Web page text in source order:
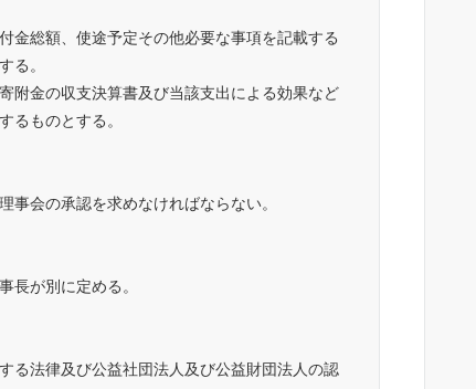
金総額、使途予定その他必要な事項を記載する
る。
附金の収支決算書及び当該支出による効果など
るものとする。
事会の承認を求めなければならない。
長が別に定める。
る法律及び公益社団法人及び公益財団法人の認